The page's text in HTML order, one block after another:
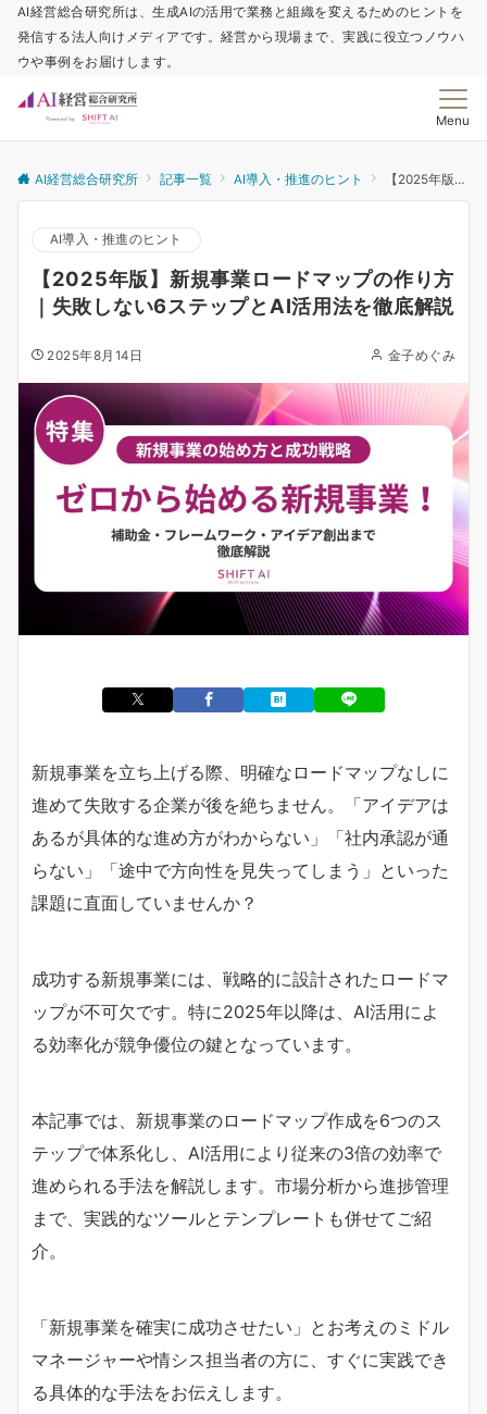
AI経営総合研究所は、生成AIの活用で業務と組織を変えるためのヒントを
発信する法人向けメディアです。経営から現場まで、実践に役立つノウハ
ウや事例をお届けします。
Menu
AI経営総合研究所 記事一覧 AI導入・推進のヒント 【2025年版】新規事業ロードマップの作り方｜失敗しない6ステップとAI活用法を徹底解説
AI導入・推進のヒント
【2025年版】新規事業ロードマップの作り方
｜失敗しない6ステップとAI活用法を徹底解説
2025年8月14日 金子めぐみ
新規事業を立ち上げる際、明確なロードマップなしに
進めて失敗する企業が後を絶ちません。「アイデアは
あるが具体的な進め方がわからない」「社内承認が通
らない」「途中で方向性を見失ってしまう」といった
課題に直面していませんか？
成功する新規事業には、戦略的に設計されたロードマ
ップが不可欠です。特に2025年以降は、AI活用によ
る効率化が競争優位の鍵となっています。
本記事では、新規事業のロードマップ作成を6つのス
テップで体系化し、AI活用により従来の3倍の効率で
進められる手法を解説します。市場分析から進捗管理
まで、実践的なツールとテンプレートも併せてご紹
介。
「新規事業を確実に成功させたい」とお考えのミドル
マネージャーや情シス担当者の方に、すぐに実践でき
る具体的な手法をお伝えします。